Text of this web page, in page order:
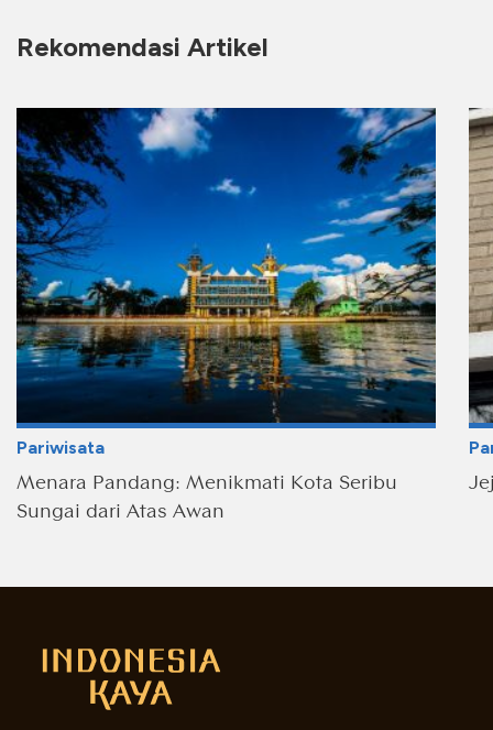
Rekomendasi Artikel
Pariwisata
Menara Pandang: Menikmati Kota Seribu
Sungai dari Atas Awan